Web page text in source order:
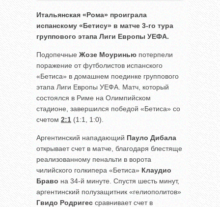
Итальянская «Рома» проиграла
испанскому «Бетису» в матче 3-го тура
группового этапа Лиги Европы УЕФА.
Подопечные Жозе Моуринью потерпели
поражение от футболистов испанского
«Бетиса» в домашнем поединке группового
этапа Лиги Европы УЕФА. Матч, который
состоялся в Риме на Олимпийском
стадионе, завершился победой «Бетиса» со
счетом 2:1 (1:1, 1:0).
Аргентинский нападающий Пауло Дибала
открывает счет в матче, благодаря блестяще
реализованному пенальти в ворота
чилийского голкипера «Бетиса» Клаудио
Браво на 34-й минуте. Спустя шесть минут,
аргентинский полузащитник «гелиополитов»
Гвидо Родригес сравнивает счет в